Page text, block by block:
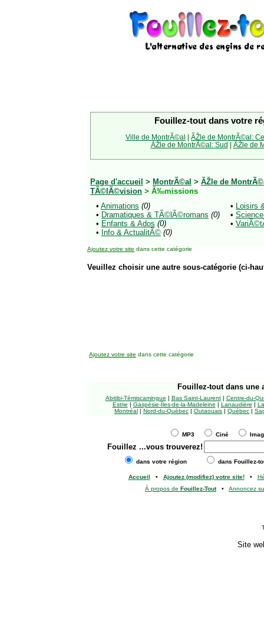
Fouillez-tout dans votre
Ville de MontrÃ©al | ÃŽle de MontrÃ©al:
ÃŽle de MontrÃ©al: Sud | ÃŽle de
Page d'accueil > MontrÃ©al > ÃŽle de
TÃ©lÃ©vision > Ã‰missions
• Animations (0)
• Dramatiques & TÃ©lÃ©romans (0)
• Enfants & Ados (0)
• Info & ActualitÃ© (0)
• Loisirs
•
•
Ajoutez votre site dans cette catégorie
Veuillez choisir une autre sous-catégorie (ci-
Ajoutez votre site dans cette catégorie
Fouillez-tout dans une
Abitibi-Témiscamingue | Bas Saint-Laurent| Centre-du-
Estrie | Gaspésie-Îles-de-la-Madeleine | Lanaudière |
Montréal | Nord-du-Québec | Outaouais | Québec |
MP3 Ciné
Fouillez ...vous trouverez!
dans votre région dans Fouillez-
Accueil • Ajoutez (modifiez) votre site!•
À propos de Fouillez-Tout• Annoncez
Site